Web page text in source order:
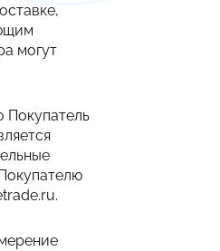
могут
Покупатель
.ru.